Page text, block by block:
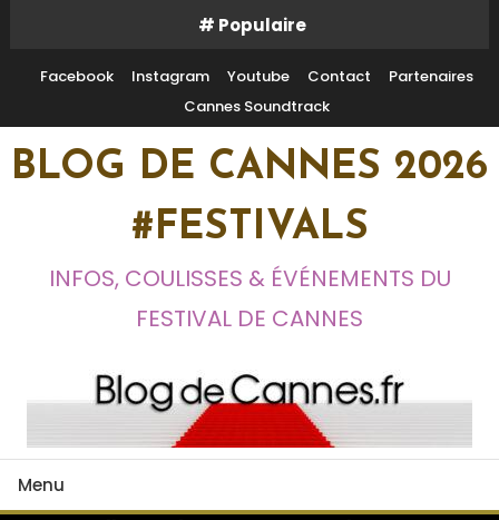
Content
# Populaire
Facebook Instagram Youtube Contact
Partenaires
Cannes Soundtrack
BLOG DE CANNES 2026
#FESTIVALS
INFOS, COULISSES & ÉVÉNEMENTS DU
FESTIVAL DE CANNES
Menu